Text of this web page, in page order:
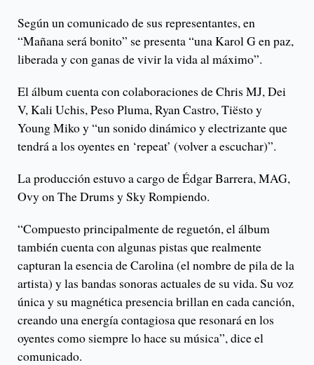
Según un comunicado de sus representantes, en
“Mañana será bonito” se presenta “una Karol G en paz,
liberada y con ganas de vivir la vida al máximo”.
El álbum cuenta con colaboraciones de Chris MJ, Dei
V, Kali Uchis, Peso Pluma, Ryan Castro, Tiësto y
Young Miko y “un sonido dinámico y electrizante que
tendrá a los oyentes en ‘repeat’ (volver a escuchar)”.
La producción estuvo a cargo de Édgar Barrera, MAG,
Ovy on The Drums y Sky Rompiendo.
“Compuesto principalmente de reguetón, el álbum
también cuenta con algunas pistas que realmente
capturan la esencia de Carolina (el nombre de pila de la
artista) y las bandas sonoras actuales de su vida. Su voz
única y su magnética presencia brillan en cada canción,
creando una energía contagiosa que resonará en los
oyentes como siempre lo hace su música”, dice el
comunicado.